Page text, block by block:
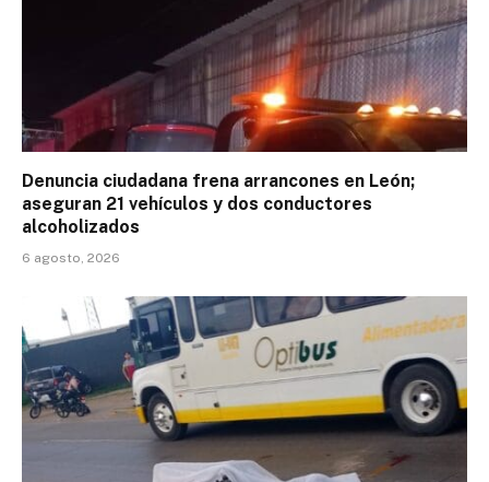
Denuncia ciudadana frena arrancones en León;
aseguran 21 vehículos y dos conductores
alcoholizados
6 agosto, 2026